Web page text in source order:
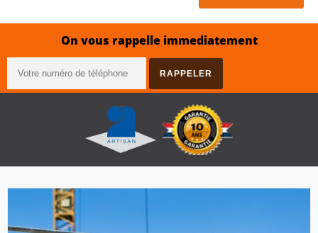
On vous rappelle immediatement